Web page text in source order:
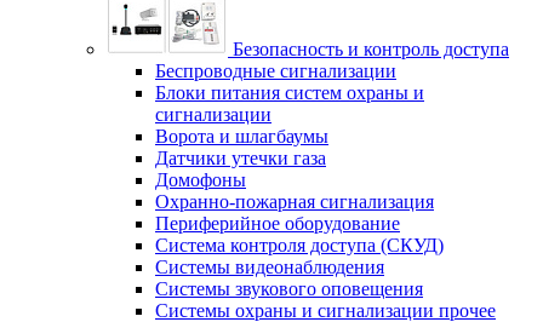
Безопасность и контроль доступа
Беспроводные сигнализации
Блоки питания систем охраны и
сигнализации
Ворота и шлагбаумы
Датчики утечки газа
Домофоны
Охранно-пожарная сигнализация
Периферийное оборудование
Система контроля доступа (СКУД)
Системы видеонаблюдения
Системы звукового оповещения
Системы охраны и сигнализации прочее